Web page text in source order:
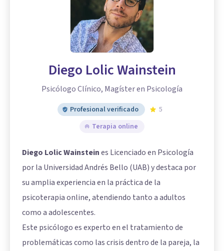
Diego Lolic Wainstein
Psicólogo Clínico, Magíster en Psicología
Profesional verificado
5
Terapia online
Diego Lolic Wainsteines Licenciado en Psicología
por la Universidad Andrés Bello (UAB) y destaca por
su amplia experiencia en la práctica de la
psicoterapia online, atendiendo tanto a adultos
como a adolescentes.
Este psicólogo es experto en el tratamiento de
problemáticas como las crisis dentro de la pareja, la